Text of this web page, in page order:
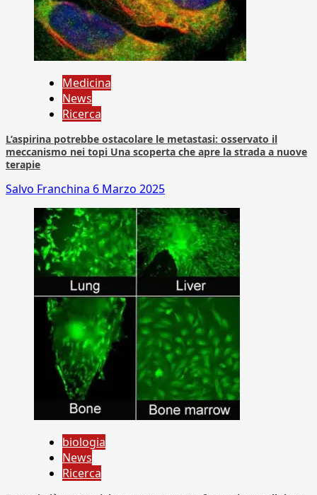
Medicina
News
Ricerca
L’aspirina potrebbe ostacolare le metastasi: osservato il
meccanismo nei topi Una scoperta che apre la strada a nuove
terapie
Salvo Franchina 6 Marzo 2025
biologia
News
Ricerca